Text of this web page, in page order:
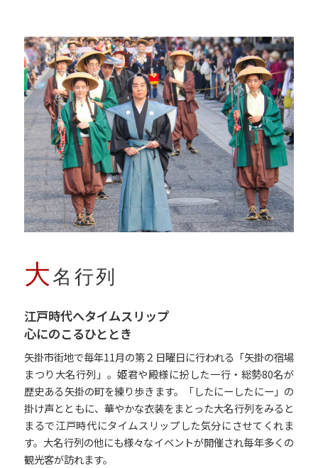
大名行列
江戸時代へタイムスリップ
心にのこるひととき
矢掛市街地で毎年11月の第２日曜日に行われる「矢掛の宿場
まつり大名行列」。姫君や殿様に扮した一行・総勢80名が
歴史ある矢掛の町を練り歩きます。「したにーしたにー」の
掛け声とともに、華やかな衣装をまとった大名行列をみると
まるで江戸時代にタイムスリップした気分にさせてくれま
す。大名行列の他にも様々なイベントが開催され毎年多くの
観光客が訪れます。